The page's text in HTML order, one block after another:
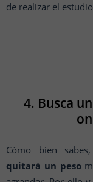
de realizar el
4. Busca
Cómo bien sabes,
quitará un peso